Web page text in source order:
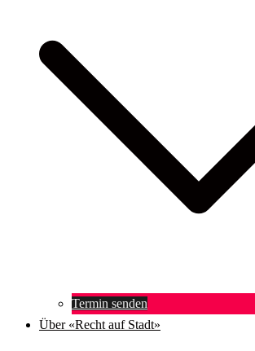
Termin senden
Über «Recht auf Stadt»